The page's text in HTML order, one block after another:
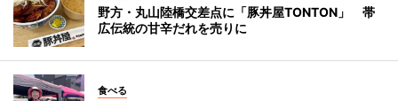
野方・丸山陸橋交差点に「豚丼屋TONTON」 帯
広伝統の甘辛だれを売りに
食べる